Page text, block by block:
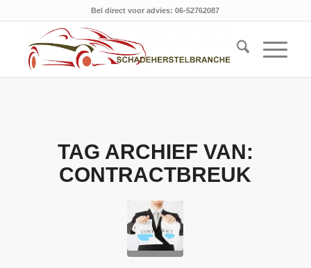
Bel direct voor advies: 06-52762087
TAG ARCHIEF VAN:
CONTRACTBREUK